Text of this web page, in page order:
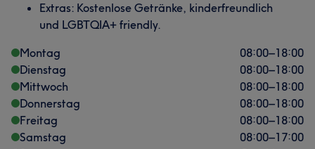
Extras: Kostenlose Getränke, kinderfreundlich
und LGBTQIA+ friendly.
Montag
08:00–18:00
Dienstag
08:00–18:00
Mittwoch
08:00–18:00
Donnerstag
08:00–18:00
Freitag
08:00–18:00
Samstag
08:00–17:00